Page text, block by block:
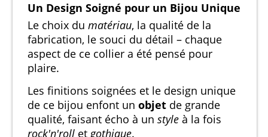
Un Design Soigné pour un Bijou Unique
Le choix du matériau, la qualité de la
fabrication, le souci du détail – chaque
aspect de ce collier a été pensé pour
plaire.
Les finitions soignées et le design unique
de ce bijou enfont un objet de grande
qualité, faisant écho à un style à la fois
rock'n'roll et gothique.